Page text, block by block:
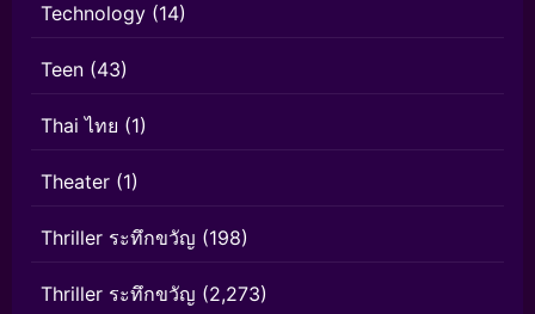
Technology (14)
Teen (43)
Thai ไทย (1)
Theater (1)
Thriller ระทึกขวัญ (198)
Thriller ระทึกขวัญ (2,273)